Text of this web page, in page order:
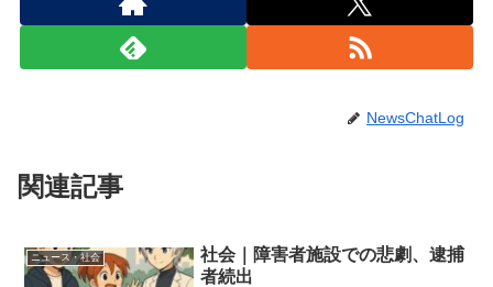
NewsChatLog
関連記事
ニュース・社会
社会｜障害者施設での悲劇、逮捕
者続出